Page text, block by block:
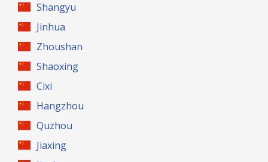
Shangyu
Jinhua
Zhoushan
Shaoxing
Cixi
Hangzhou
Quzhou
Jiaxing